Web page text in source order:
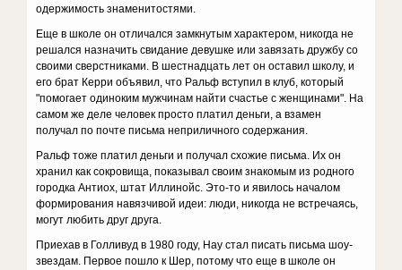
одержимость знаменитостями.
Еще в школе он отличался замкнутым характером, никогда не
решался назначить свидание девушке или завязать дружбу со
своими сверстниками. В шестнадцать лет он оставил школу, и
его брат Керри объявил, что Ральф вступил в клуб, который
"помогает одиноким мужчинам найти счастье с женщинами". На
самом же деле человек просто платил деньги, а взамен
получал по почте письма неприличного содержания.
Ральф тоже платил деньги и получал схожие письма. Их он
хранил как сокровища, показывал своим знакомым из родного
городка Антиох, штат Иллинойс. Это-то и явилось началом
формирования навязчивой идеи: люди, никогда не встречаясь,
могут любить друг друга.
Приехав в Голливуд в 1980 году, Нау стал писать письма шоу-
звездам. Первое пошло к Шер, потому что еще в школе он